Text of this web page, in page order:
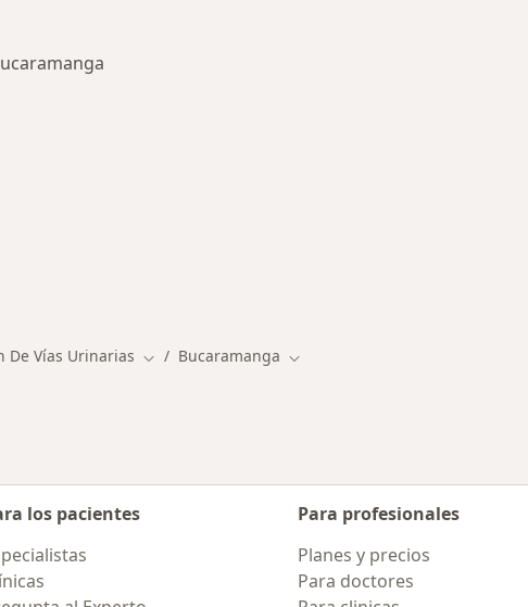
De Vías Urinarias Cambiar de ciudad
Bucaramanga Cambiar de ciudad
los pacientes
Para profesionales
Planes y precios
Para doctores